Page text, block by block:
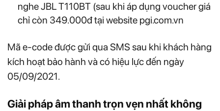
nghe JBL T110BT (sau khi áp dụng voucher giá
chỉ còn 349.000đ tại website pgi.com.vn
Mã e-code được gửi qua SMS sau khi khách hàng
kích hoạt bảo hành và có hiệu lực đến ngày
05/09/2021.
Giải pháp âm thanh trọn vẹn nhất không